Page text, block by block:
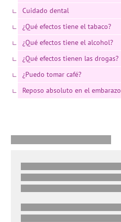
Cuidado dental
¿Qué efectos tiene el tabaco?
¿Qué efectos tiene el alcohol?
¿Qué efectos tienen las drogas?
¿Puedo tomar café?
Reposo absoluto en el embarazo